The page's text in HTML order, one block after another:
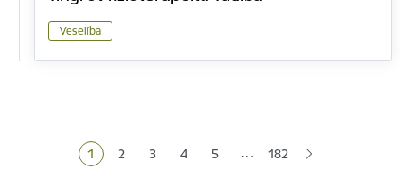
Veselība
Pašreizējā lapa
1 Lapa
2 Lapa
3 Lapa
4 Lapa
5 … 182